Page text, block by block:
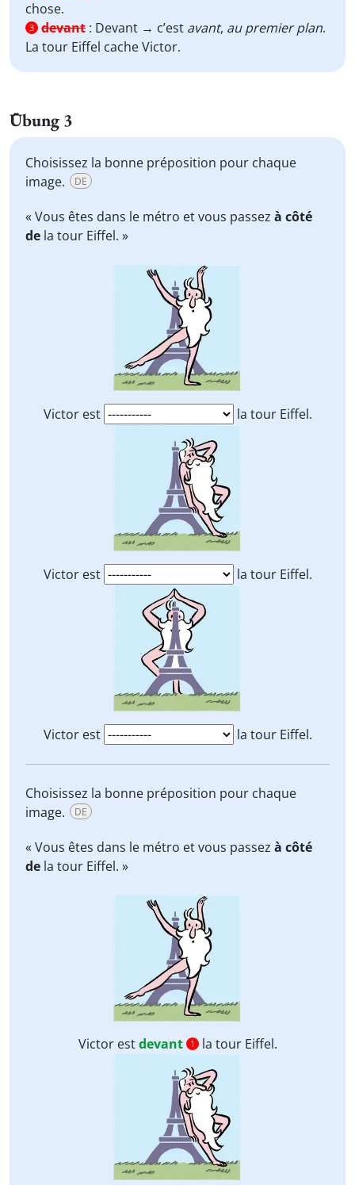
chose.
3 devant : Devant → c’est avant, au premier plan.
La tour Eiffel cache Victor.
Übung 3
Choisissez la bonne préposition pour chaque
image.
DE
« Vous êtes dans le métro et vous passez à côté
de la tour Eiffel. »
Victor est la tour Eiffel.
Victor est la tour Eiffel.
Victor est la tour Eiffel.
Choisissez la bonne préposition pour chaque
image.
DE
« Vous êtes dans le métro et vous passez à côté
de la tour Eiffel. »
Victor estdevant 1 la tour Eiffel.